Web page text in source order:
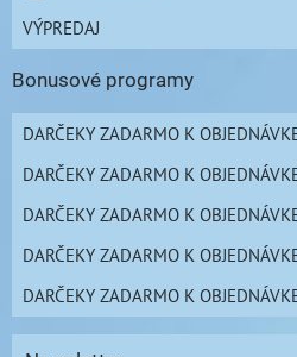
VÝPREDAJ
Bonusové programy
DARČEKY ZADARMO K
DARČEKY ZADARMO K
DARČEKY ZADARMO K
DARČEKY ZADARMO K
DARČEKY ZADARMO K